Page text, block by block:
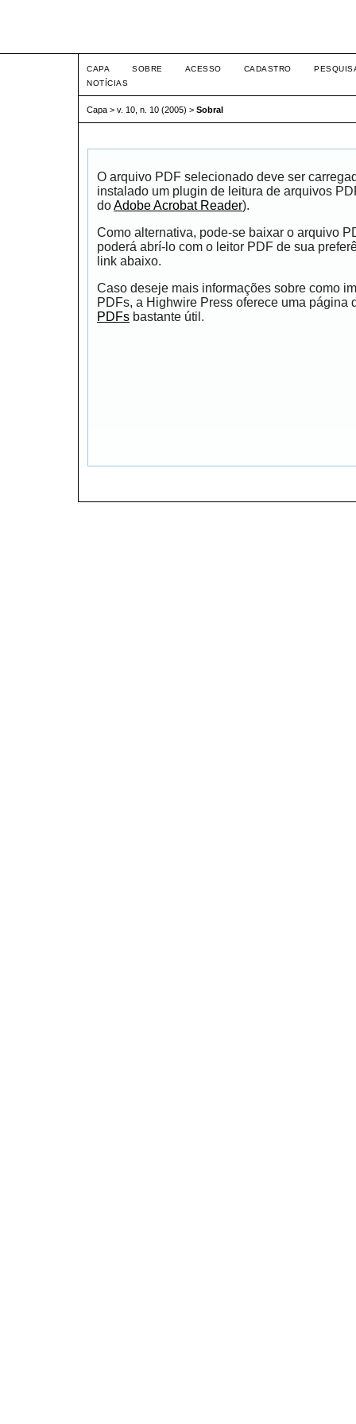
CAPA SOBRE ACESSO CADASTRO
NOTÍCIAS
Capa > v. 10, n. 10 (2005) > Sobral
O arquivo PDF selecionado deve ser
instalado um plugin de leitura de arquivos
doAdobe Acrobat Reader).
Como alternativa, pode-se baixar o arquivo
poderá abrí-lo com o leitor PDF de sua
link abaixo.
Caso deseje mais informações sobre como
PDFs, a Highwire Press oferece uma página
PDFs bastante útil.